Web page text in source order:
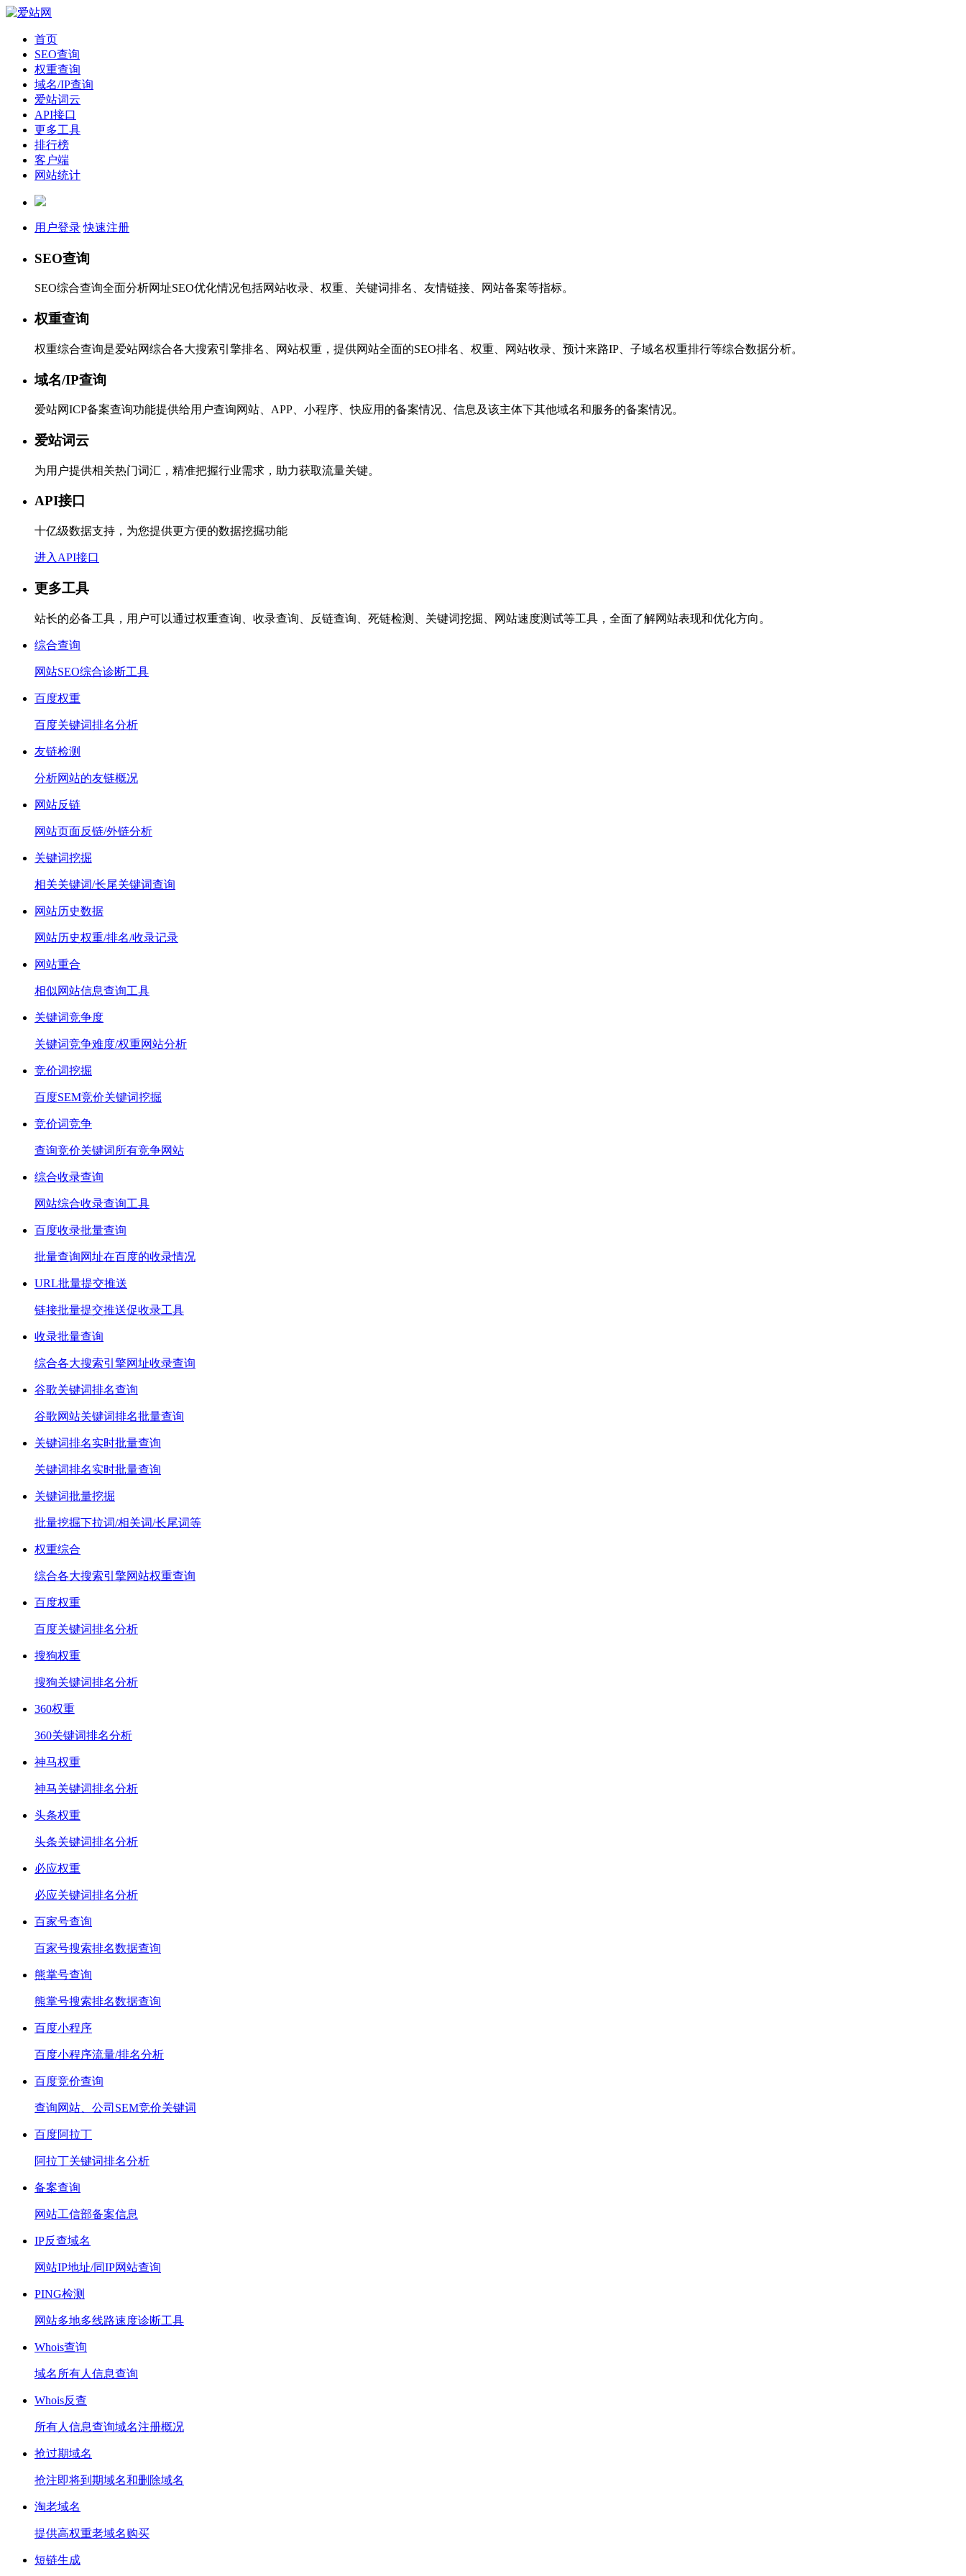
首页
SEO查询
权重查询
域名/IP查询
爱站词云
API接口
更多工具
排行榜
客户端
网站统计
用户登录 快速注册
SEO查询
SEO综合查询全面分析网址SEO优化情况包括网站收录、权重、关键词排名、友情链接、网站备案等指标。
权重查询
权重综合查询是爱站网综合各大搜索引擎排名、网站权重，提供网站全面的SEO排名、权重、网站收录、预计来路IP、子域名权重排行等综合数据分析。
域名/IP查询
爱站网ICP备案查询功能提供给用户查询网站、APP、小程序、快应用的备案情况、信息及该主体下其他域名和服务的备案情况。
爱站词云
为用户提供相关热门词汇，精准把握行业需求，助力获取流量关键。
API接口
十亿级数据支持，为您提供更方便的数据挖掘功能
进入API接口
更多工具
站长的必备工具，用户可以通过权重查询、收录查询、反链查询、死链检测、关键词挖掘、网站速度测试等工具，全面了解网站表现和优化方向。
综合查询
网站SEO综合诊断工具
百度权重
百度关键词排名分析
友链检测
分析网站的友链概况
网站反链
网站页面反链/外链分析
关键词挖掘
相关关键词/长尾关键词查询
网站历史数据
网站历史权重/排名/收录记录
网站重合
相似网站信息查询工具
关键词竞争度
关键词竞争难度/权重网站分析
竞价词挖掘
百度SEM竞价关键词挖掘
竞价词竞争
查询竞价关键词所有竞争网站
综合收录查询
网站综合收录查询工具
百度收录批量查询
批量查询网址在百度的收录情况
URL批量提交推送
链接批量提交推送促收录工具
收录批量查询
综合各大搜索引擎网址收录查询
谷歌关键词排名查询
谷歌网站关键词排名批量查询
关键词排名实时批量查询
关键词排名实时批量查询
关键词批量挖掘
批量挖掘下拉词/相关词/长尾词等
权重综合
综合各大搜索引擎网站权重查询
百度权重
百度关键词排名分析
搜狗权重
搜狗关键词排名分析
360权重
360关键词排名分析
神马权重
神马关键词排名分析
头条权重
头条关键词排名分析
必应权重
必应关键词排名分析
百家号查询
百家号搜索排名数据查询
熊掌号查询
熊掌号搜索排名数据查询
百度小程序
百度小程序流量/排名分析
百度竞价查询
查询网站、公司SEM竞价关键词
百度阿拉丁
阿拉丁关键词排名分析
备案查询
网站工信部备案信息
IP反查域名
网站IP地址/同IP网站查询
PING检测
网站多地多线路速度诊断工具
Whois查询
域名所有人信息查询
Whois反查
所有人信息查询域名注册概况
抢过期域名
抢注即将到期域名和删除域名
淘老域名
提供高权重老域名购买
短链生成